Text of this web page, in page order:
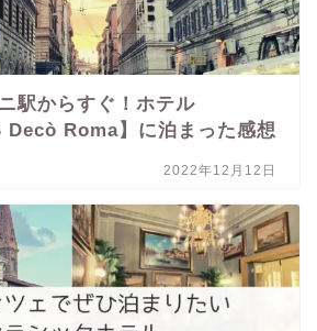
駅からすぐ！ホテル
Decò Roma】に泊まった感想
2022年12月12日